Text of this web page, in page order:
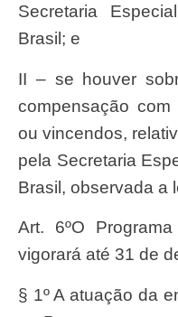
Secretaria
Brasil; e
II – se houver sobra, poderão ser objeto de
compensação
ou vincendos,
pela Secretaria
Brasil, observada a
Art. 6ºO Programa Agora Tem Especialistas
vigorará até 31 de
§ 1º A atuação da